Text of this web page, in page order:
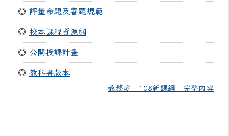
◎ 評量命題及審題規範
◎ 校本課程資源網
◎ 公開授課計畫
◎ 教科書版本
教務處「108新課綱」完整內容